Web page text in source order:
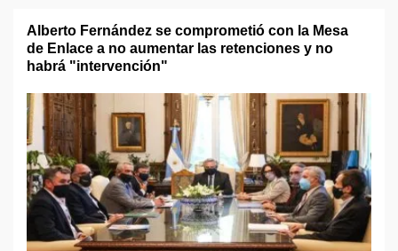
Alberto Fernández se comprometió con la Mesa
de Enlace a no aumentar las retenciones y no
habrá "intervención"